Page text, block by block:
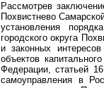
Рассмотрев
Похвистнево
установления
городского округа
и законных
объектов
Федерации, статьей
самоуправления в